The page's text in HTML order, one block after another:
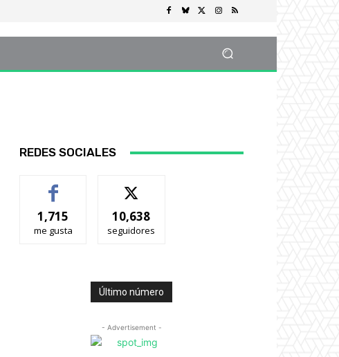
REDES SOCIALES
1,715
me gusta
10,638
seguidores
Último número
- Advertisement -